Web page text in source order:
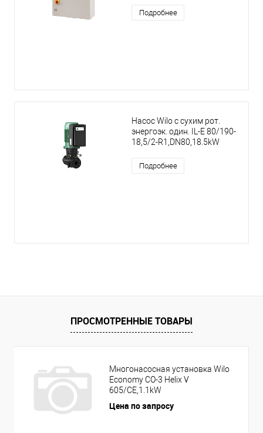
Подробнее
Насос Wilo с сухим рот.
энергоэк. один. IL-E 80/190-
18,5/2-R1,DN80,18.5kW
Подробнее
ПРОСМОТРЕННЫЕ ТОВАРЫ
Многонасосная установка Wilo
Economy CO-3 Helix V
605/CE,1.1kW
Цена по запросу